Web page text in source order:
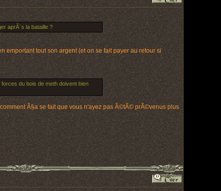
aprÃ¨s la bataille ?
tout son argent (et on se fait payer au retour si
du bois de meth doivent bien
Ã§a se fait que vous n'ayez pas Ã©tÃ© prÃ©venus plus